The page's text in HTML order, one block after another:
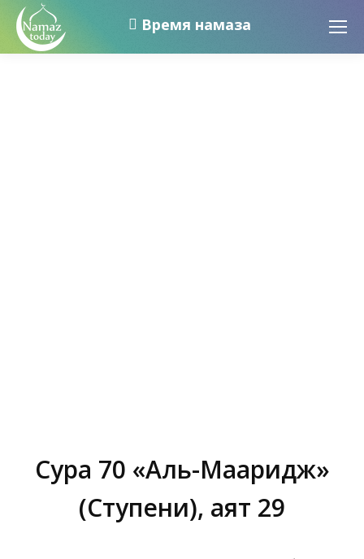
Время намаза
Сура 70 «Аль-Мааридж»
(Ступени), аят 29